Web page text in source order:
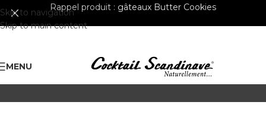
Skip to navigation
Skip to main content
Rappel produit : gâteaux Butter Cookies
MENU